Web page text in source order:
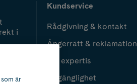
i
Kundservice
Rådgivning & kontakt
Ångerrätt & reklamation
Vår expertis
Tillgänglighet
är